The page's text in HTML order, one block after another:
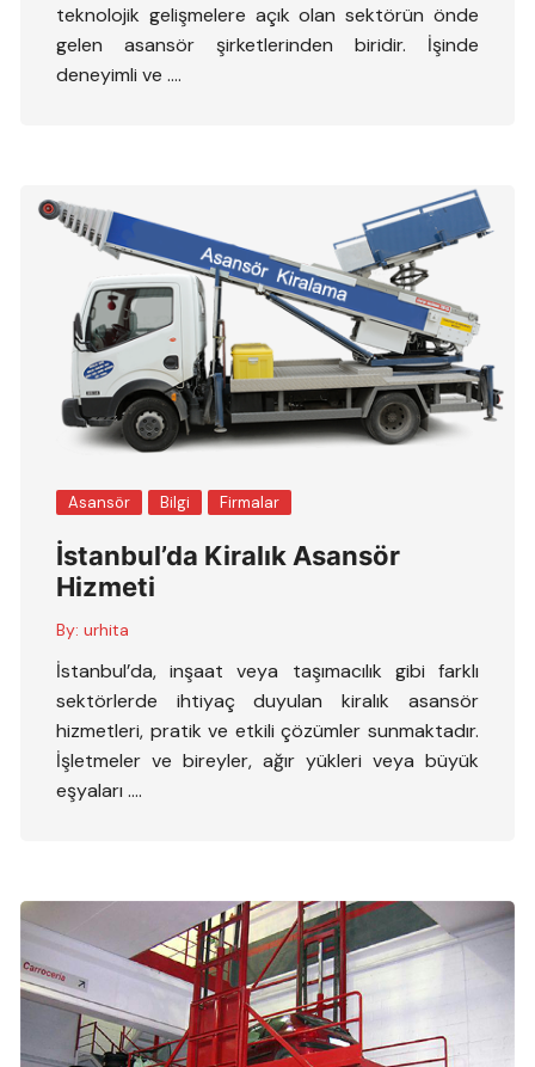
teknolojik gelişmelere açık olan sektörün önde
gelen asansör şirketlerinden biridir. İşinde
deneyimli ve ….
Asansör Bilgi Firmalar
İstanbul’da Kiralık Asansör
Hizmeti
By: urhita
İstanbul’da, inşaat veya taşımacılık gibi farklı
sektörlerde ihtiyaç duyulan kiralık asansör
hizmetleri, pratik ve etkili çözümler sunmaktadır.
İşletmeler ve bireyler, ağır yükleri veya büyük
eşyaları ….